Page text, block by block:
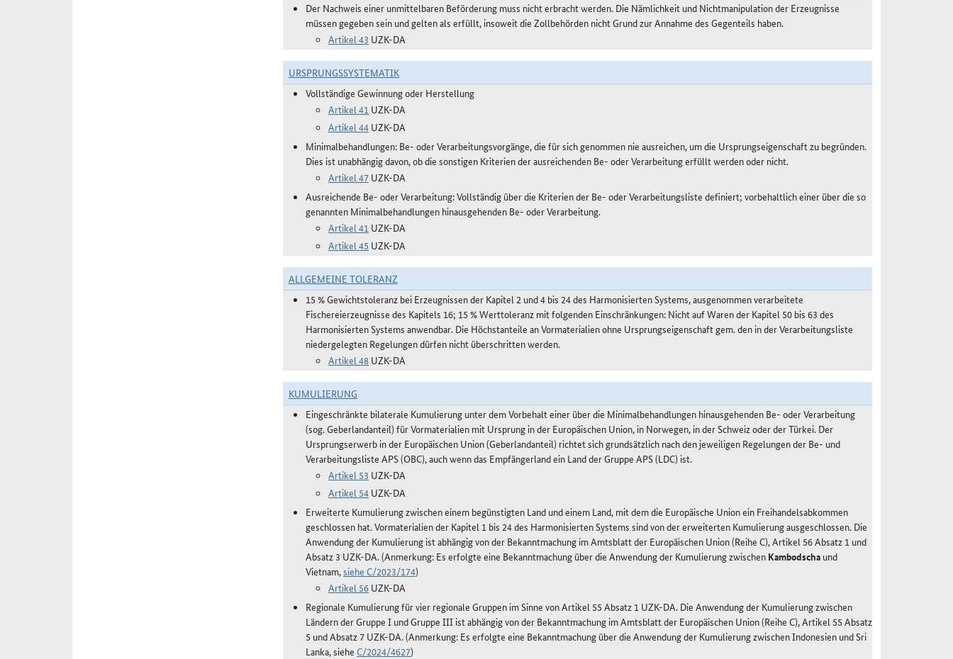
Der Nachweis einer unmittelbaren Beförderung muss nicht erbracht werden. Die Nämlichkeit und Nichtmanipulation der Erzeugnisse
müssen gegeben sein und gelten als erfüllt, insoweit die Zollbehörden nicht Grund zur Annahme des Gegenteils haben.
Artikel 43 UZK-DA
URSPRUNGSSYSTEMATIK
Vollständige Gewinnung oder Herstellung
Artikel 41 UZK-DA
Artikel 44 UZK-DA
Minimalbehandlungen: Be- oder Verarbeitungsvorgänge, die für sich genommen nie ausreichen, um die Ursprungseigenschaft zu begründen.
Dies ist unabhängig davon, ob die sonstigen Kriterien der ausreichenden Be- oder Verarbeitung erfüllt werden oder nicht.
Artikel 47 UZK-DA
Ausreichende Be- oder Verarbeitung: Vollständig über die Kriterien der Be- oder Verarbeitungsliste definiert; vorbehaltlich einer über die so
genannten Minimalbehandlungen hinausgehenden Be- oder Verarbeitung.
Artikel 41 UZK-DA
Artikel 45 UZK-DA
ALLGEMEINE TOLERANZ
15 % Gewichtstoleranz bei Erzeugnissen der Kapitel 2 und 4 bis 24 des Harmonisierten Systems, ausgenommen verarbeitete
Fischereierzeugnisse des Kapitels 16; 15 % Werttoleranz mit folgenden Einschränkungen: Nicht auf Waren der Kapitel 50 bis 63 des
Harmonisierten Systems anwendbar. Die Höchstanteile an Vormaterialien ohne Ursprungseigenschaft gem. den in der Verarbeitungsliste
niedergelegten Regelungen dürfen nicht überschritten werden.
Artikel 48 UZK-DA
KUMULIERUNG
Eingeschränkte bilaterale Kumulierung unter dem Vorbehalt einer über die Minimalbehandlungen hinausgehenden Be- oder Verarbeitung
(sog. Geberlandanteil) für Vormaterialien mit Ursprung in der Europäischen Union, in Norwegen, in der Schweiz oder der Türkei. Der
Ursprungserwerb in der Europäischen Union (Geberlandanteil) richtet sich grundsätzlich nach den jeweiligen Regelungen der Be- und
Verarbeitungsliste APS (OBC), auch wenn das Empfängerland ein Land der Gruppe APS (LDC) ist.
Artikel 53 UZK-DA
Artikel 54 UZK-DA
Erweiterte Kumulierung zwischen einem begünstigten Land und einem Land, mit dem die Europäische Union ein Freihandelsabkommen
geschlossen hat. Vormaterialien der Kapitel 1 bis 24 des Harmonisierten Systems sind von der erweiterten Kumulierung ausgeschlossen. Die
Anwendung der Kumulierung ist abhängig von der Bekanntmachung im Amtsblatt der Europäischen Union (Reihe C), Artikel 56 Absatz 1 und
Absatz 3 UZK-DA. (Anmerkung: Es erfolgte eine Bekanntmachung über die Anwendung der Kumulierung zwischen Kambodscha und
Vietnam,siehe C/2023/174)
Artikel 56 UZK-DA
Regionale Kumulierung für vier regionale Gruppen im Sinne von Artikel 55 Absatz 1 UZK-DA. Die Anwendung der Kumulierung zwischen
Ländern der Gruppe I und Gruppe III ist abhängig von der Bekanntmachung im Amtsblatt der Europäischen Union (Reihe C), Artikel 55 Absatz
5 und Absatz 7 UZK-DA. (Anmerkung: Es erfolgte eine Bekanntmachung über die Anwendung der Kumulierung zwischen Indonesien und Sri
Lanka, siehe C/2024/4627)